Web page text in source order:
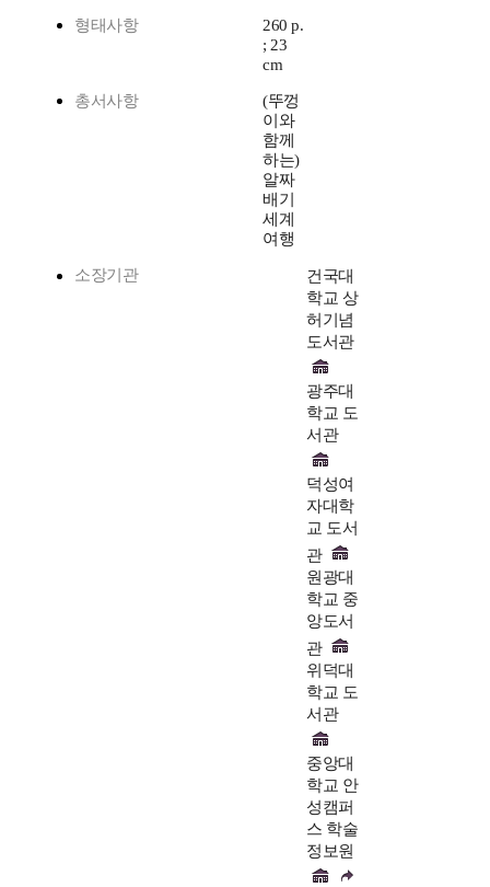
형태사항
260 p.
; 23
cm
총서사항
(뚜껑
이와
함께
하는)
알짜
배기
세계
여행
소장기관
건국대
학교 상
허기념
도서관
광주대
학교 도
서관
덕성여
자대학
교 도서
관
원광대
학교 중
앙도서
관
위덕대
학교 도
서관
중앙대
학교 안
성캠퍼
스 학술
정보원